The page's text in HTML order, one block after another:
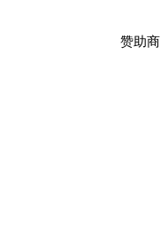
赞助商